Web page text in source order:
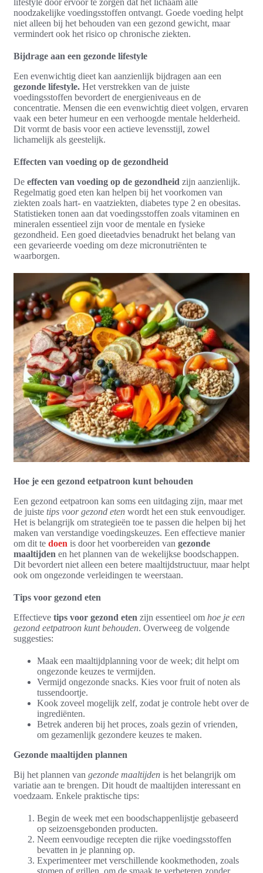
lifestyle door ervoor te zorgen dat het lichaam alle
noodzakelijke voedingsstoffen ontvangt. Goede voeding helpt
niet alleen bij het behouden van een gezond gewicht, maar
vermindert ook het risico op chronische ziekten.
Bijdrage aan een gezonde lifestyle
Een evenwichtig dieet kan aanzienlijk bijdragen aan een
gezonde lifestyle. Het verstrekken van de juiste
voedingsstoffen bevordert de energieniveaus en de
concentratie. Mensen die een evenwichtig dieet volgen, ervaren
vaak een beter humeur en een verhoogde mentale helderheid.
Dit vormt de basis voor een actieve levensstijl, zowel
lichamelijk als geestelijk.
Effecten van voeding op de gezondheid
De effecten van voeding op de gezondheid zijn aanzienlijk.
Regelmatig goed eten kan helpen bij het voorkomen van
ziekten zoals hart- en vaatziekten, diabetes type 2 en obesitas.
Statistieken tonen aan dat voedingsstoffen zoals vitaminen en
mineralen essentieel zijn voor de mentale en fysieke
gezondheid. Een goed dieetadvies benadrukt het belang van
een gevarieerde voeding om deze micronutriënten te
waarborgen.
Hoe je een gezond eetpatroon kunt behouden
Een gezond eetpatroon kan soms een uitdaging zijn, maar met
de juiste tips voor gezond eten wordt het een stuk eenvoudiger.
Het is belangrijk om strategieën toe te passen die helpen bij het
maken van verstandige voedingskeuzes. Een effectieve manier
om dit te doen is door het voorbereiden van gezonde
maaltijden en het plannen van de wekelijkse boodschappen.
Dit bevordert niet alleen een betere maaltijdstructuur, maar helpt
ook om ongezonde verleidingen te weerstaan.
Tips voor gezond eten
Effectieve tips voor gezond eten zijn essentieel om hoe je een
gezond eetpatroon kunt behouden. Overweeg de volgende
suggesties:
Maak een maaltijdplanning voor de week; dit helpt om
ongezonde keuzes te vermijden.
Vermijd ongezonde snacks. Kies voor fruit of noten als
tussendoortje.
Kook zoveel mogelijk zelf, zodat je controle hebt over de
ingrediënten.
Betrek anderen bij het proces, zoals gezin of vrienden,
om gezamenlijk gezondere keuzes te maken.
Gezonde maaltijden plannen
Bij het plannen van gezonde maaltijden is het belangrijk om
variatie aan te brengen. Dit houdt de maaltijden interessant en
voedzaam. Enkele praktische tips:
Begin de week met een boodschappenlijstje gebaseerd
op seizoensgebonden producten.
Neem eenvoudige recepten die rijke voedingsstoffen
bevatten in je planning op.
Experimenteer met verschillende kookmethoden, zoals
stomen of grillen, om de smaak te verbeteren zonder